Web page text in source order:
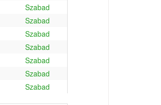
Szabad
Szabad
Szabad
Szabad
Szabad
Szabad
Szabad